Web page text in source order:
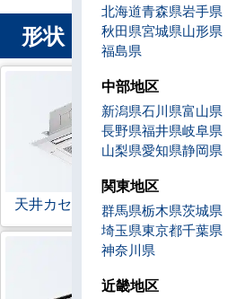
形状 から業務用エア
天井カセット形4方向 ラ
北海道青森県岩手県
秋田県宮城県山形県
福島県
中部地区
新潟県石川県富山県
長野県福井県岐阜県
山梨県愛知県静岡県
関東地区
群馬県栃木県茨城県
埼玉県東京都千葉県
神奈川県
近畿地区